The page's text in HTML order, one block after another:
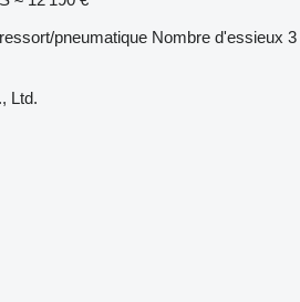
ressort/pneumatique Nombre d'essieux 3
Ltd.